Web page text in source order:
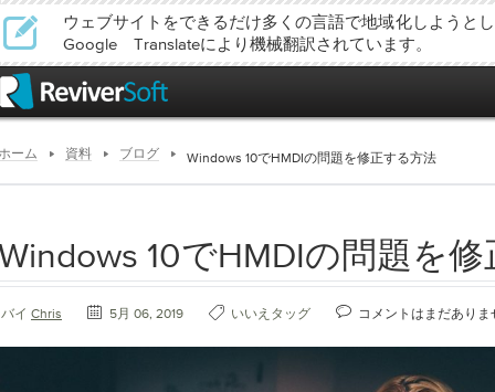
ウェブサイトをできるだけ多くの言語で地域化しようと
Google Translateにより機械翻訳されています。
ーム 資料 ブログ Windows 10でHMDIの問題を修正する方法
10でHMDIの問題を
バイ Chris 5月 06, 2019 いいえタッグ コメントはまだありま